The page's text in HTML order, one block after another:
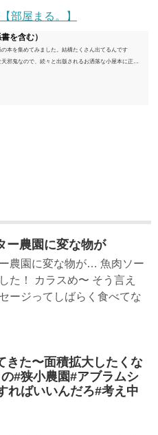
部屋まる。】
を含む）
本を集めてみました。結構たくさん出てるんです
邪鬼なので、続々と出版されるお洒落な小屋本に正直
ー農園に変な物が
農園に変な物が… 魚肉ソー
た！ カラスめ〜 そう言え
ージってしばらく食べてな
きた〜面積拡大したくな
#狭小農園#アブラムシ
ればいいんだろ#考え中